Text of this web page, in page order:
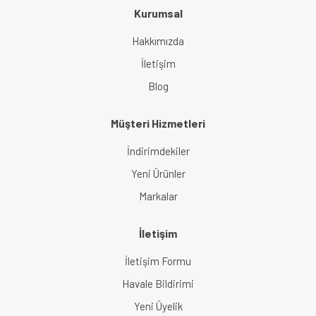
Gönder
Kurumsal
Hakkımızda
İletişim
Blog
Müşteri Hizmetleri
İndirimdekiler
Yeni Ürünler
Markalar
İletişim
İletişim Formu
Havale Bildirimi
Yeni Üyelik